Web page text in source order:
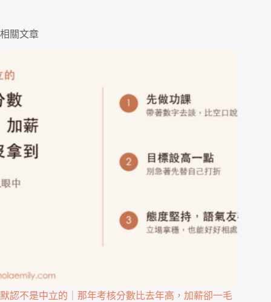
相關文章
默認不是中立的｜那年考核分數比去年高，加薪卻一毛